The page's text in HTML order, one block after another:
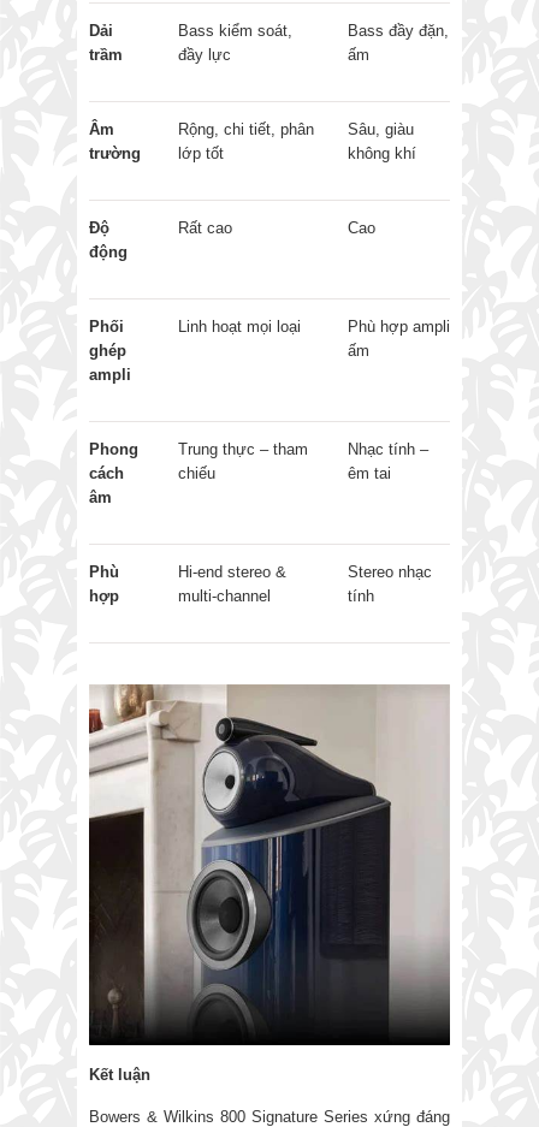
Dải
trầm
Bass kiểm soát,
đầy lực
Bass đầy đặn,
ấm
Âm
trường
Rộng, chi tiết, phân
lớp tốt
Sâu, giàu
không khí
Độ
động
Rất cao Cao
Phối
ghép
ampli
Linh hoạt mọi loại
Phù hợp ampli
ấm
Phong
cách
âm
Trung thực – tham
chiếu
Nhạc tính –
êm tai
Phù
hợp
Hi-end stereo &
multi-channel
Stereo nhạc
tính
Kết luận
Bowers & Wilkins 800 Signature Series xứng đáng